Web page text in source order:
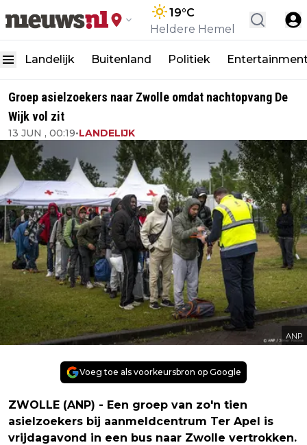
19°C
Heldere Hemel
Landelijk Buitenland Politiek
Groep asielzoekers naar Zwolle omdat nachtopvang De
Wijk vol zit
13 JUN , 00:19•LANDELIJK
ANP
Voeg toe als voorkeursbron op Google
ZWOLLE (ANP) - Een groep van zo'n tien
asielzoekers bij aanmeldcentrum Ter Apel is
vrijdagavond in een bus naar Zwolle vertrokken.